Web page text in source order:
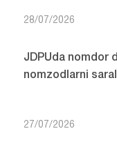
28/07/2026
JDPUda nomdor
nomzodlarni
27/07/2026